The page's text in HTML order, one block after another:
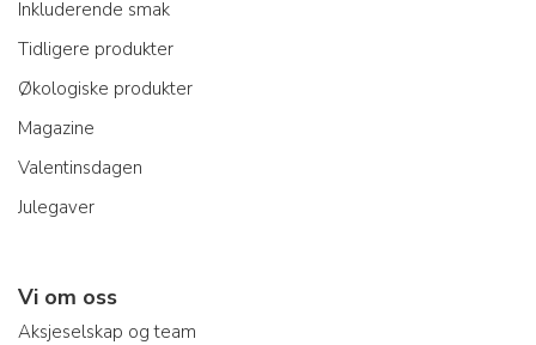
Inkluderende smak
Tidligere produkter
Økologiske produkter
Magazine
Valentinsdagen
Julegaver
Vi om oss
Aksjeselskap og team